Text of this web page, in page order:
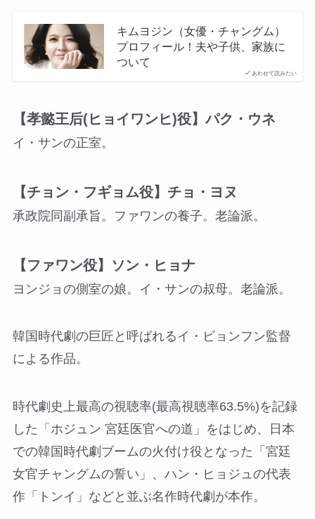
あわせて読みたい
キムヨジン（女優・チャングム）
プロフィール！夫や子供、家族に
ついて
【孝懿王后(ヒョイワンヒ)役】パク・ウネ
イ・サンの正室。
【チョン・フギョム役】チョ・ヨヌ
承政院同副承旨。ファワンの養子。老論派。
【ファワン役】ソン・ヒョナ
ヨンジョの側室の娘。イ・サンの叔母。老論派。
韓国時代劇の巨匠と呼ばれるイ・ビョンフン監督
による作品。
時代劇史上最高の視聴率(最高視聴率63.5%)を記録
した「ホジュン 宮廷医官への道」をはじめ、日本
での韓国時代劇ブームの火付け役となった「宮廷
女官チャングムの誓い」、ハン・ヒョジュの代表
作「トンイ」などと並ぶ名作時代劇が本作。